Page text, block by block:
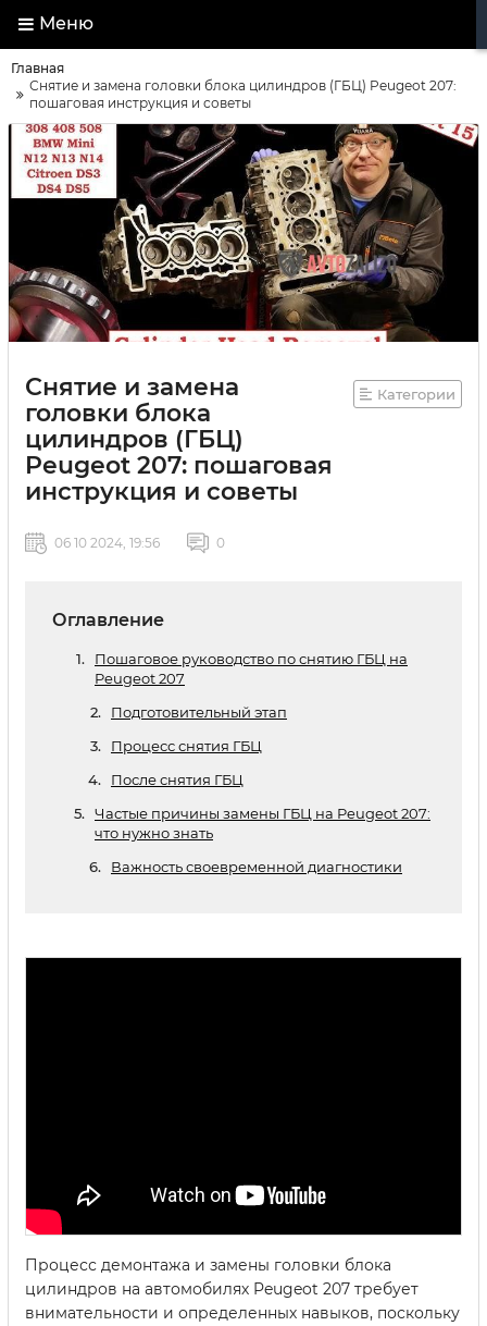
Меню
Главная
Снятие и замена головки блока цилиндров (ГБЦ) Peugeot 207:
пошаговая инструкция и советы
Снятие и замена
головки блока
цилиндров (ГБЦ)
Peugeot 207: пошаговая
инструкция и советы
Категории
06 10 2024, 19:56 0
Оглавление
Пошаговое руководство по снятию ГБЦ на
Peugeot 207
Подготовительный этап
Процесс снятия ГБЦ
После снятия ГБЦ
Частые причины замены ГБЦ на Peugeot 207:
что нужно знать
Важность своевременной диагностики
Процесс демонтажа и замены головки блока
цилиндров на автомобилях Peugeot 207 требует
внимательности и определенных навыков, поскольку